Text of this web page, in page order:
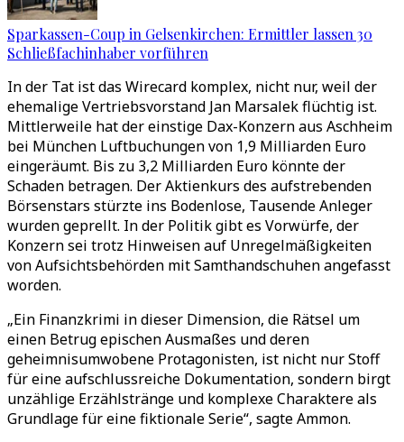
Sparkassen-Coup in Gelsenkirchen: Ermittler lassen 30
Schließfachinhaber vorführen
In der Tat ist das Wirecard komplex, nicht nur, weil der
ehemalige Vertriebsvorstand Jan Marsalek flüchtig ist.
Mittlerweile hat der einstige Dax-Konzern aus Aschheim
bei München Luftbuchungen von 1,9 Milliarden Euro
eingeräumt. Bis zu 3,2 Milliarden Euro könnte der
Schaden betragen. Der Aktienkurs des aufstrebenden
Börsenstars stürzte ins Bodenlose, Tausende Anleger
wurden geprellt. In der Politik gibt es Vorwürfe, der
Konzern sei trotz Hinweisen auf Unregelmäßigkeiten
von Aufsichtsbehörden mit Samthandschuhen angefasst
worden.
„Ein Finanzkrimi in dieser Dimension, die Rätsel um
einen Betrug epischen Ausmaßes und deren
geheimnisumwobene Protagonisten, ist nicht nur Stoff
für eine aufschlussreiche Dokumentation, sondern birgt
unzählige Erzählstränge und komplexe Charaktere als
Grundlage für eine fiktionale Serie“, sagte Ammon.